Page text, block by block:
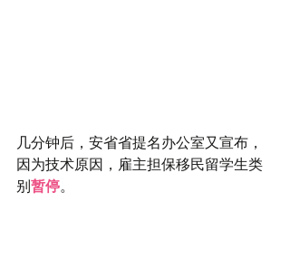
几分钟后，安省省提名办公室又宣布，
因为技术原因，雇主担保移民留学生类
别 暂停。